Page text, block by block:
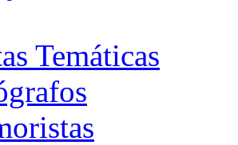
Temáticas